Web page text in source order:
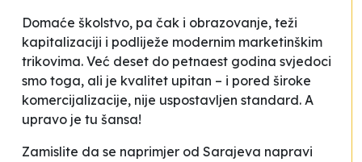
Domaće školstvo, pa čak i obrazovanje, teži
kapitalizaciji i podliježe modernim marketinškim
trikovima. Već deset do petnaest godina svjedoci
smo toga, ali je kvalitet upitan – i pored široke
komercijalizacije, nije uspostavljen standard. A
upravo je tu šansa!
Zamislite da se naprimjer od Sarajeva napravi